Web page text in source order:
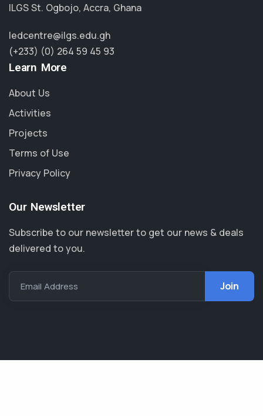
ILGS St. Ogbojo, Accra, Ghana
ledcentre@ilgs.edu.gh
(+233) (0) 264 59 45 93
Learn More
About Us
Activities
Projects
Terms of Use
Privacy Policy
Our Newsletter
Subscribe to our newsletter to get our news & deals
delivered to you.
Email Address